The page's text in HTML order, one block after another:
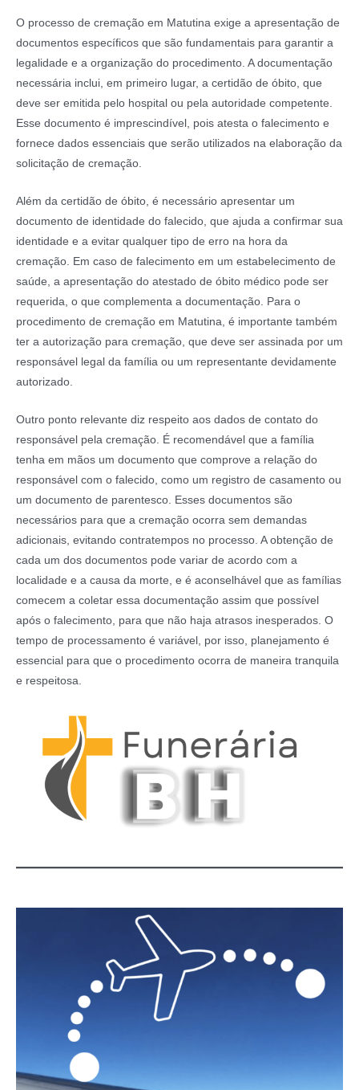
O processo de cremação em Matutina exige a apresentação de
documentos específicos que são fundamentais para garantir a
legalidade e a organização do procedimento. A documentação
necessária inclui, em primeiro lugar, a certidão de óbito, que
deve ser emitida pelo hospital ou pela autoridade competente.
Esse documento é imprescindível, pois atesta o falecimento e
fornece dados essenciais que serão utilizados na elaboração da
solicitação de cremação.
Além da certidão de óbito, é necessário apresentar um
documento de identidade do falecido, que ajuda a confirmar sua
identidade e a evitar qualquer tipo de erro na hora da
cremação. Em caso de falecimento em um estabelecimento de
saúde, a apresentação do atestado de óbito médico pode ser
requerida, o que complementa a documentação. Para o
procedimento de cremação em Matutina, é importante também
ter a autorização para cremação, que deve ser assinada por um
responsável legal da família ou um representante devidamente
autorizado.
Outro ponto relevante diz respeito aos dados de contato do
responsável pela cremação. É recomendável que a família
tenha em mãos um documento que comprove a relação do
responsável com o falecido, como um registro de casamento ou
um documento de parentesco. Esses documentos são
necessários para que a cremação ocorra sem demandas
adicionais, evitando contratempos no processo. A obtenção de
cada um dos documentos pode variar de acordo com a
localidade e a causa da morte, e é aconselhável que as famílias
comecem a coletar essa documentação assim que possível
após o falecimento, para que não haja atrasos inesperados. O
tempo de processamento é variável, por isso, planejamento é
essencial para que o procedimento ocorra de maneira tranquila
e respeitosa.